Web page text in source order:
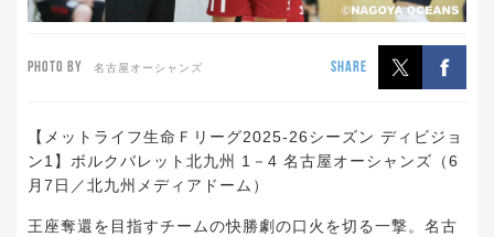
PHOTO BY 名古屋オーシャンズ SHARE
【メットライフ生命Ｆリーグ2025-26シーズン ディビジョ
ン1】ボルクバレット北九州 1－4 名古屋オーシャンズ（6
月7日／北九州メディアドーム）
王座奪還を目指すチームの快勝劇の口火を切る一撃。名古